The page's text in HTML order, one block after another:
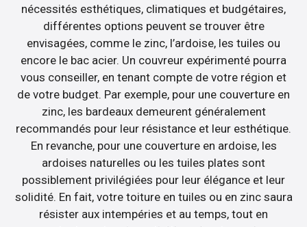
nécessités esthétiques, climatiques et budgétaires,
différentes options peuvent se trouver être
envisagées, comme le zinc, l’ardoise, les tuiles ou
encore le bac acier. Un couvreur expérimenté pourra
vous conseiller, en tenant compte de votre région et
de votre budget. Par exemple, pour une couverture en
zinc, les bardeaux demeurent généralement
recommandés pour leur résistance et leur esthétique.
En revanche, pour une couverture en ardoise, les
ardoises naturelles ou les tuiles plates sont
possiblement privilégiées pour leur élégance et leur
solidité. En fait, votre toiture en tuiles ou en zinc saura
résister aux intempéries et au temps, tout en